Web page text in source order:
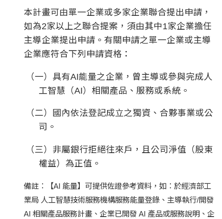
本計畫可由單一企業或多家企業聯合提出申請，
如為2家以上之聯合提案，須由其中1家企業擔任
主導企業提出申請。有關申請之單一企業或主導
企業應符合下列申請資格：
（一）具有AI能量之企業，曾主導或參與完成人
工智慧（AI）相關產品、服務或系統。
（二）國內依法登記成立之獨資、合夥事業或公
司。​
（三）非屬銀行拒絕往來戶，且公司淨值（股東
權益）為正值。
備註：【AI 能量】可提供佐證參考資料，如：於經濟部工
業局 人工智慧技術服務機構服務能量登錄、主導執行/開發
AI 相關產品服務計畫、企業已開發 AI 產品或服務說明、企